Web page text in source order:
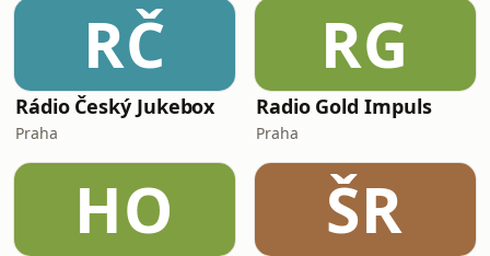
RČ
Rádio Český Jukebox
Praha
RG
Radio Gold Impuls
Praha
HO ŠR